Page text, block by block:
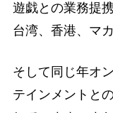
遊戯との業務提
台湾、香港、マ
そして同じ年オ
テインメントと